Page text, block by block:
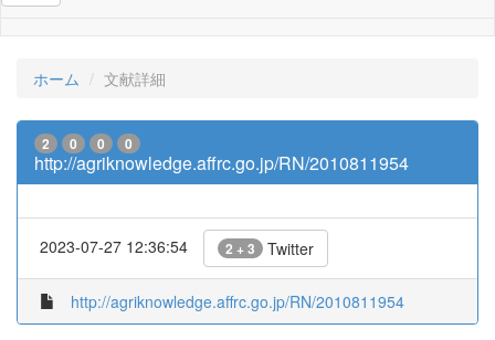
ホーム 文献詳細
2 0 0 0
http://agriknowledge.affrc.go.jp/RN/2010811954
2023-07-27 12:36:54 2 + 3 Twitter
http://agriknowledge.affrc.go.jp/RN/2010811954